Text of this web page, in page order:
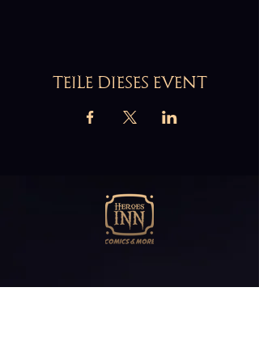
TEILE DIESES EVENT